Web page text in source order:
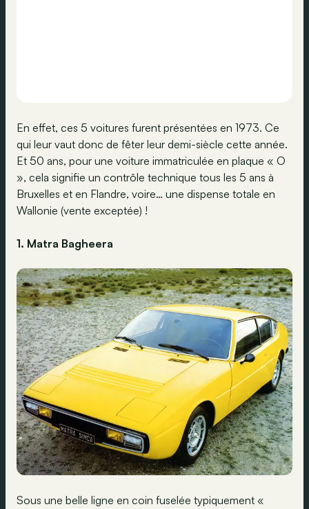
En effet, ces 5 voitures furent présentées en 1973. Ce
qui leur vaut donc de fêter leur demi-siècle cette année.
Et 50 ans, pour une voiture immatriculée en plaque « O
», cela signifie un contrôle technique tous les 5 ans à
Bruxelles et en Flandre, voire… une dispense totale en
Wallonie (vente exceptée) !
1. Matra Bagheera
Sous une belle ligne en coin fuselée typiquement «